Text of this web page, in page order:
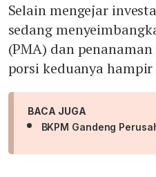
Selain mengejar
sedang
(PMA) dan
porsi keduanya hampir
BACA JUGA
BKPM Gandeng